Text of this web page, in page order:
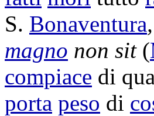
S. Bonaventura
magno non sit(
compiace di
porta peso di